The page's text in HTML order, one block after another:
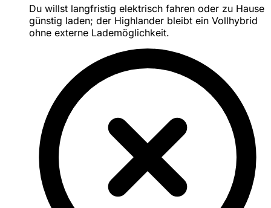
Du willst langfristig elektrisch fahren oder zu Hause
günstig laden; der Highlander bleibt ein Vollhybrid
ohne externe Lademöglichkeit.